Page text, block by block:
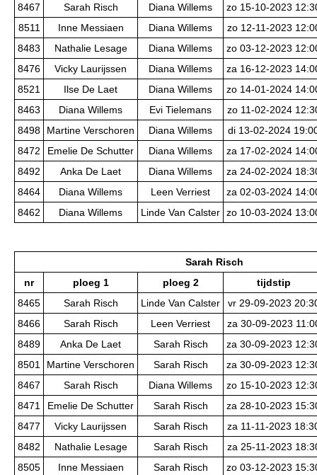
8467
Sarah Risch Diana Willems
zo 15-10-2023
8511
Inne Messiaen Diana Willems
zo 12-11-2023
8483
Nathalie Lesage Diana Willems
zo 03-12-2023
8476
Vicky Laurijssen Diana Willems
za 16-12-2023
8521
Ilse De Laet Diana Willems
zo 14-01-2024
8463
Diana Willems Evi Tielemans
zo 11-02-2024
8498
Martine Verschoren Diana Willems
di 13-02-2024
8472
Emelie De Schutter Diana Willems
za 17-02-2024
8492
Anka De Laet Diana Willems
za 24-02-2024
8464
Diana Willems Leen Verriest
za 02-03-2024
8462
Diana Willems Linde Van Calster zo 10-03-2024
Sarah Risch
nr
ploeg 1 ploeg 2
tijdstip
8465
Sarah Risch Linde Van Calster
vr 29-09-2023
8466
Sarah Risch Leen Verriest
za 30-09-2023
8489
Anka De Laet Sarah Risch
za 30-09-2023
8501
Martine Verschoren Sarah Risch
za 30-09-2023
8467
Sarah Risch Diana Willems
zo 15-10-2023
8471
Emelie De Schutter Sarah Risch
za 28-10-2023
8477
Vicky Laurijssen Sarah Risch
za 11-11-2023
8482
Nathalie Lesage Sarah Risch
za 25-11-2023
8505
Inne Messiaen Sarah Risch
zo 03-12-2023